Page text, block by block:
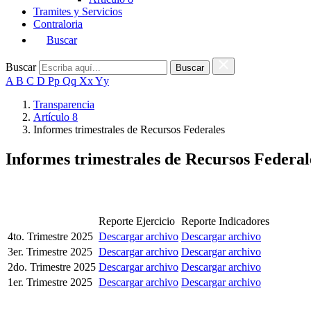
Tramites y Servicios
Contraloria
Buscar
Buscar
A B C D Pp Qq Xx Yy
Transparencia
Artículo 8
Informes trimestrales de Recursos Federales
Informes trimestrales de Recursos
Reporte Ejercicio Reporte Indicadores
4to. Trimestre 2025 Descargar archivo Descargar archivo
3er. Trimestre 2025 Descargar archivo Descargar archivo
2do. Trimestre 2025 Descargar archivo Descargar archivo
1er. Trimestre 2025 Descargar archivo Descargar archivo